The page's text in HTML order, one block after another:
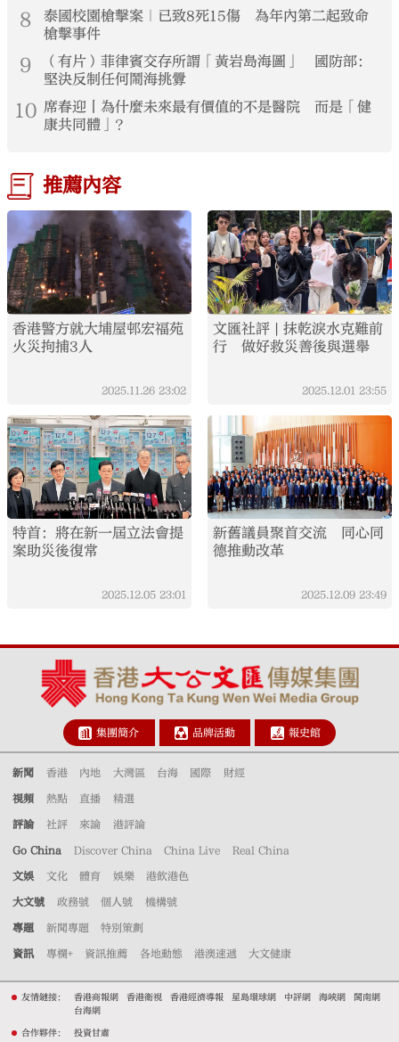
8
泰國校園槍擊案｜已致8死15傷 為年內第二起致命
槍擊事件
9
（有片）菲律賓交存所謂「黃岩島海圖」 國防部：
堅決反制任何鬧海挑釁
10 席春迎丨為什麼未來最有價值的不是醫院 而是「健
康共同體」？
推薦內容
香港警方就大埔屋邨宏福苑
火災拘捕3人
2025.11.26 23:02
文匯社評 | 抹乾淚水克難前
行 做好救災善後與選舉
2025.12.01 23:55
特首：將在新一屆立法會提
案助災後復常
2025.12.05 23:01
新舊議員聚首交流 同心同
德推動改革
2025.12.09 23:49
集團簡介 品牌活動 報史館
新聞 香港 內地 大灣區 台海 國際 財經
視頻 熱點 直播 精選
評論 社評 來論 港評論
Go China Discover China China Live Real China
文娛 文化 體育 娛樂 港飲港色
大文號 政務號 個人號 機構號
專題 新聞專題 特別策劃
資訊 專欄+ 資訊推薦 各地動態 港澳速遞 大文健康
友情鏈接： 香港商報網 香港衛視 香港經濟導報 星島環球網 中評網 海峽網
閩南網
台海網
合作夥伴： 投資甘肅